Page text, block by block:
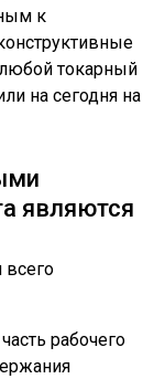
к
токарный
на сегодня на
являются
всего
рабочего